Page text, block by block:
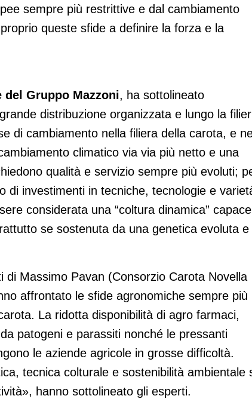
sempre più restrittive e dal cambiamento
queste sfide a definire la forza e la
Gruppo Mazzoni, ha sottolineato
distribuzione organizzata e lungo la
di cambiamento nella filiera della carota, e
climatico via via più netto e una
qualità e servizio sempre più evoluti;
investimenti in tecniche, tecnologie e
considerata una “coltura dinamica”
se sostenuta da una genetica evoluta e
Massimo Pavan (Consorzio Carota Novella
affrontato le sfide agronomiche sempre più
La ridotta disponibilità di agro farmaci,
patogeni e parassiti nonché le pressanti
le aziende agricole in grosse difficoltà.
tecnica colturale e sostenibilità ambientale
hanno sottolineato gli esperti.